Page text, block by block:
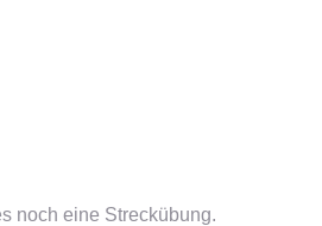
noch eine Streckübung.